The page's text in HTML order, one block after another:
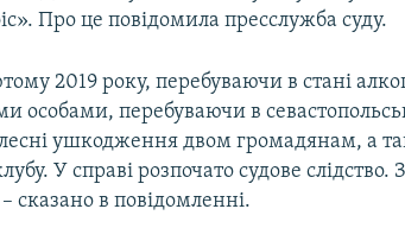
Про це повідомила пресслужба суду.
2019 року, перебуваючи в стані
особами, перебуваючи в
ушкодження двом громадянам, а
У справі розпочато судове
сказано в повідомленні.